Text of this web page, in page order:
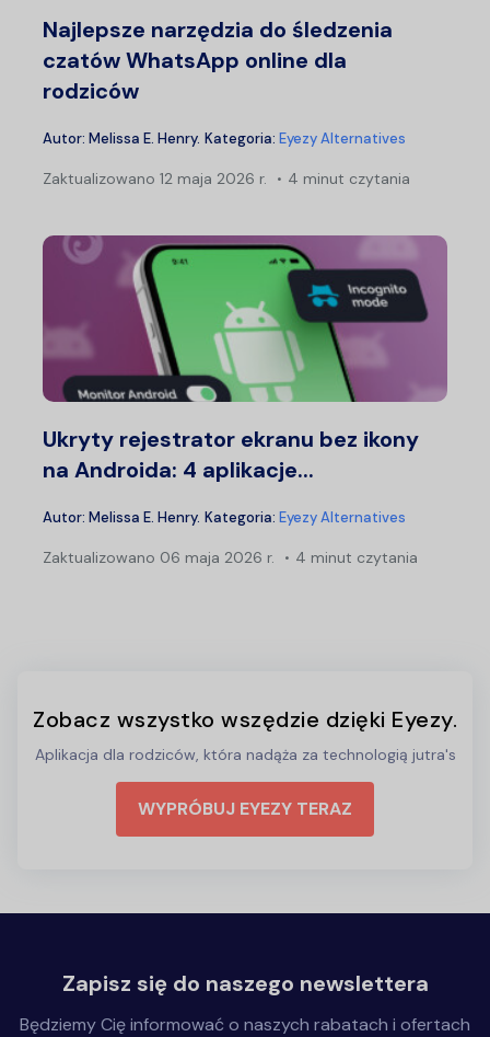
Najlepsze narzędzia do śledzenia
czatów WhatsApp online dla
rodziców
Autor: Melissa E. Henry. Kategoria: Eyezy Alternatives
Zaktualizowano 12 maja 2026 r. 4 minut czytania
Ukryty rejestrator ekranu bez ikony
na Androida: 4 aplikacje...
Autor: Melissa E. Henry. Kategoria: Eyezy Alternatives
Zaktualizowano 06 maja 2026 r. 4 minut czytania
Zobacz wszystko wszędzie dzięki Eyezy.
Aplikacja dla rodziców, która nadąża za technologią jutra's
WYPRÓBUJ EYEZY TERAZ
Zapisz się do naszego newslettera
Będziemy Cię informować o naszych rabatach i ofertach